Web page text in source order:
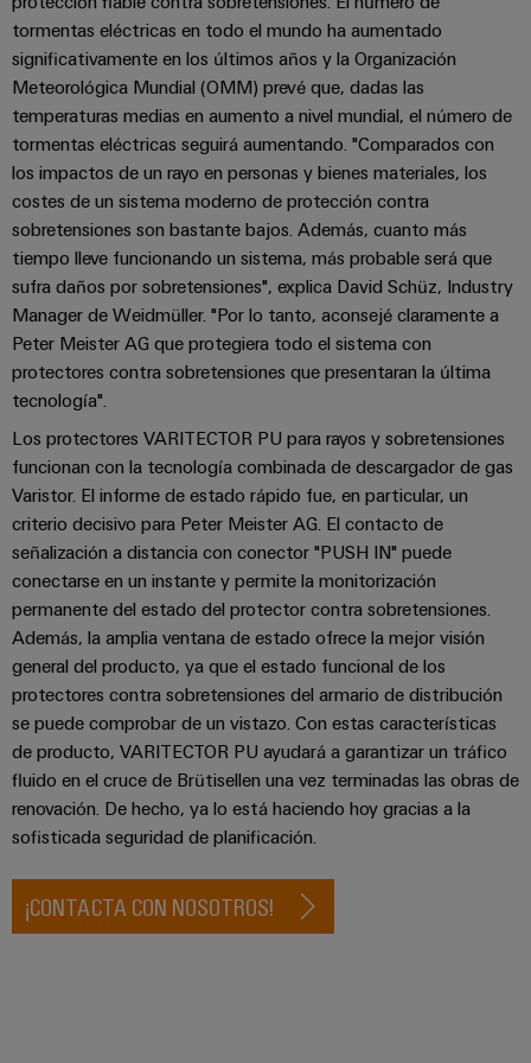
los
recursos
Energía
Tradicional
El
futuro
de
la
generación
de
probada
Fabricantes
de
dispositivos
Soluciones
conectividad
innovadoras
para
dispositivos
Hidrógeno
El
hidrógeno
como
tecnología
clave
para
la
transición
energética
Infraestructura
de
edificios
Soluciones
IoT
Industrial
Security
Plataforma
de
servicio
industrial
easyConnect
Software
para
IIoT
y
automatización
Soluciones
de
gestión
de
la
energía
Power
Plant
Controller
de
dispositivos
de
medida
Fuentes
de
alimentación
Carcasas
para
componentes
electrónicos
Protección
contra
y
sobretensiones
PV
combiner
boxes
Distribuidores
de
bus
de
campo
Automatización
y
software
producto
Reparaciones
y
piezas
de
repuesto
Cursos
de
formación
y
seminarios
web
Opciones
de
pedido
digital
eShop
Interfaz
OCI
Interfaz
EDI
PREVIA
partners
de
IIoT
y
Automatización
Encuentra
a
tu
partner
para
soluciones
de
IIoT
y
automatización
Eventos
y
ferias
Ferias
globales
y
eventos
Ferias
Locales
Experiencia
Digital
tormentas eléctricas en todo el mundo ha aumentado
significativamente en los últimos años y la Organización
Meteorológica Mundial (OMM) prevé que, dadas las
temperaturas medias en aumento a nivel mundial, el número de
tormentas eléctricas seguirá aumentando. "Comparados con
los impactos de un rayo en personas y bienes materiales, los
costes de un sistema moderno de protección contra
sobretensiones son bastante bajos. Además, cuanto más
tiempo lleve funcionando un sistema, más probable será que
sufra daños por sobretensiones", explica David Schüz, Industry
Manager de Weidmüller. "Por lo tanto, aconsejé claramente a
Peter Meister AG que protegiera todo el sistema con
protectores contra sobretensiones que presentaran la última
tecnología".
Los protectores VARITECTOR PU para rayos y sobretensiones
funcionan con la tecnología combinada de descargador de gas
Varistor. El informe de estado rápido fue, en particular, un
criterio decisivo para Peter Meister AG. El contacto de
señalización a distancia con conector "PUSH IN" puede
conectarse en un instante y permite la monitorización
permanente del estado del protector contra sobretensiones.
Además, la amplia ventana de estado ofrece la mejor visión
general del producto, ya que el estado funcional de los
protectores contra sobretensiones del armario de distribución
se puede comprobar de un vistazo. Con estas características
de producto, VARITECTOR PU ayudará a garantizar un tráfico
fluido en el cruce de Brütisellen una vez terminadas las obras de
renovación. De hecho, ya lo está haciendo hoy gracias a la
sofisticada seguridad de planificación.
¡CONTACTA CON NOSOTROS!